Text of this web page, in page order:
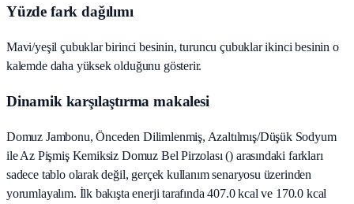
Yüzde fark dağılımı
Mavi/yeşil çubuklar birinci besinin, turuncu çubuklar ikinci besinin o
kalemde daha yüksek olduğunu gösterir.
Dinamik karşılaştırma makalesi
Domuz Jambonu, Önceden Dilimlenmiş, Azaltılmış/Düşük Sodyum
ile Az Pişmiş Kemiksiz Domuz Bel Pirzolası () arasındaki farkları
sadece tablo olarak değil, gerçek kullanım senaryosu üzerinden
yorumlayalım. İlk bakışta enerji tarafında 407.0 kcal ve 170.0 kcal